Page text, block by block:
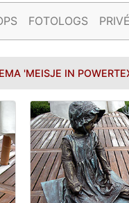
FOTOLOGS
'MEISJE IN